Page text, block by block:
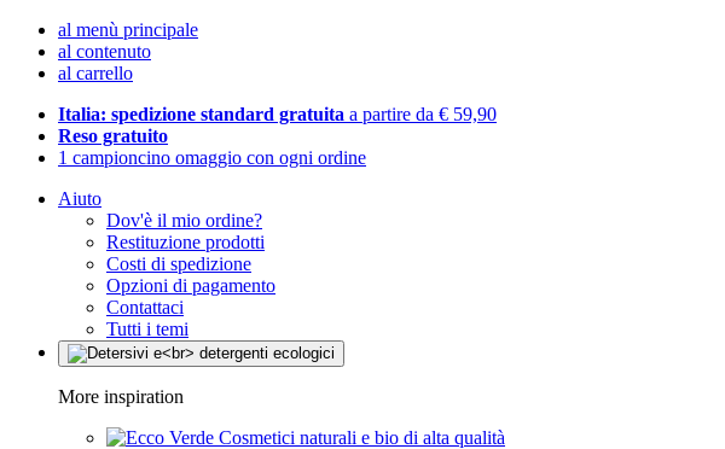
al menù principale
al contenuto
al carrello
Italia: spedizione standard gratuita a partire da € 59,90
Reso gratuito
1 campioncino omaggio con ogni ordine
Aiuto
Dov'è il mio ordine?
Restituzione prodotti
Costi di spedizione
Opzioni di pagamento
Contattaci
Tutti i temi
More inspiration
Cosmetici naturali e bio di alta qualità